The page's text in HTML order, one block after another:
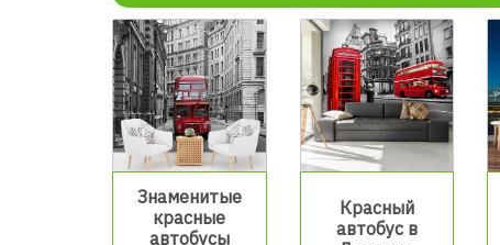
Знаменитые
красные
автобусы
Красный
автобус в